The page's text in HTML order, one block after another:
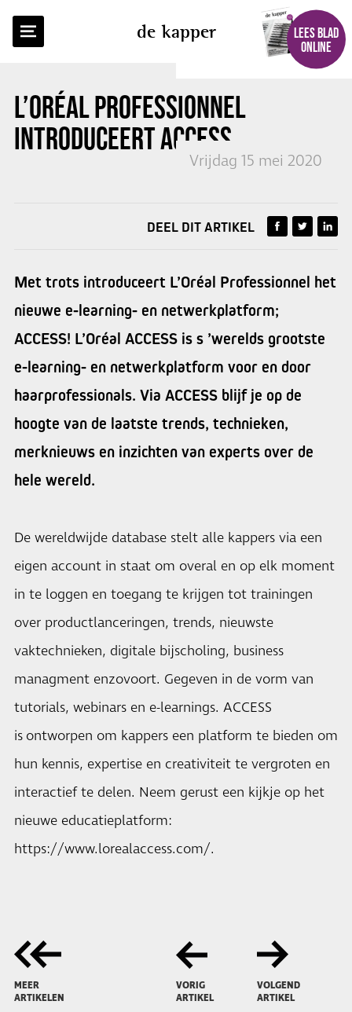
de kapper
LEES BLAD
ONLINE
L’ORÉAL PROFESSIONNEL
INTRODUCEERTACCESS
Vrijdag 15 mei 2020
TERUG NAAR OVERZICHT
DEEL DIT ARTIKEL
Met trots introduceert L’Oréal Professionnel het
nieuwe e-learning- en netwerkplatform;
ACCESS! L’Oréal ACCESS is s ’werelds grootste
e-learning- en netwerkplatform voor en door
haarprofessionals. Via ACCESS blijf je op de
hoogte van de laatste trends, technieken,
merknieuws en inzichten van experts over de
hele wereld.
De wereldwijde database stelt alle kappers via een
eigen account in staat om overal en op elk moment
in te loggen en toegang te krijgen tot trainingen
over productlanceringen, trends, nieuwste
vaktechnieken, digitale bijscholing, business
managment enzovoort. Gegeven in de vorm van
tutorials, webinars en e-learnings. ACCESS
is ontworpen om kappers een platform te bieden om
hun kennis, expertise en creativiteit te vergroten en
interactief te delen. Neem gerust een kijkje op het
nieuwe educatieplatform:
https://www.lorealaccess.com/.
MEER
ARTIKELEN
VORIG
ARTIKEL
VOLGEND
ARTIKEL